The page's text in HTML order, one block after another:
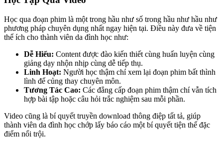
Học qua đoạn phim là một trong hầu như số trong hầu như hầu như
phương pháp chuyên dụng nhất ngay hiện tại. Điều này đưa về tiện
thể ích cho thành viên da đình học như:
Dễ Hiểu: Content được đào kiến thiết cùng huấn luyện cùng
giảng dạy nhộn nhịp cùng dễ tiếp thụ.
Linh Hoạt: Người học thậm chí xem lại đoạn phim bất thình
lình để củng thay chuyên môn.
Tương Tác Cao: Các đẳng cấp đoạn phim thậm chí vẫn tích
hợp bài tập hoặc câu hỏi trắc nghiệm sau mỗi phần.
Video cũng là bí quyết truyền download thông điệp tất tả, giúp
thành viên da đình học chớp lấy báo cáo một bí quyết tiện thể đặc
điểm nổi trội.